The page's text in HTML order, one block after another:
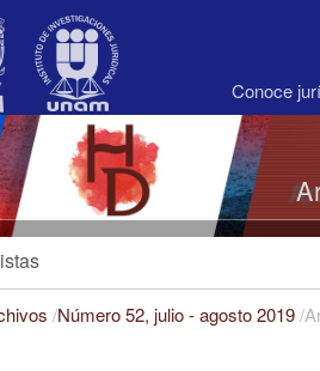
Conoce
/Número 52, julio - agosto 2019/